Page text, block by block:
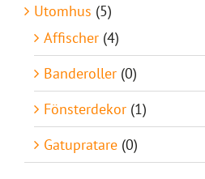
Utomhus (5)
Affischer (4)
Banderoller (0)
Fönsterdekor (1)
Gatupratare (0)